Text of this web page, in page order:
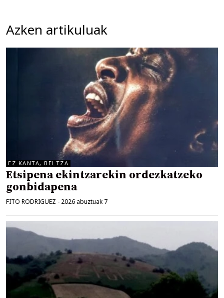
Azken artikuluak
EZ KANTA, BELTZA
Etsipena ekintzarekin ordezkatzeko
gonbidapena
FITO RODRIGUEZ - 2026 abuztuak 7